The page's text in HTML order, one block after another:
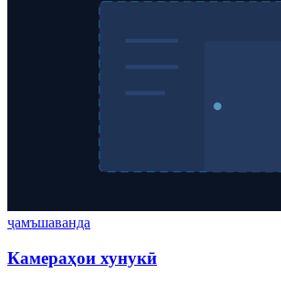
ҷамъшаванда
Камераҳои хунукӣ